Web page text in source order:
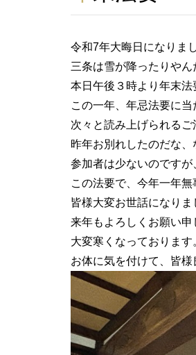
令和7年大晦日になりまし
三条は雪が降ったりやん
本日午後３時より年末法
この一年、年忌法要に
次々と読み上げられる
昨年お別れしたのだな、
参加者は少ないのですが
この法要で、今年一年無
皆様大変お世話になりま
来年もよろしくお願い申
大変寒くなっております
お体に気を付けて、皆様